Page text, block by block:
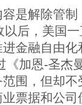
解除管制
后，美国
金融自由
加恩-圣杰
围，但却
票据和公